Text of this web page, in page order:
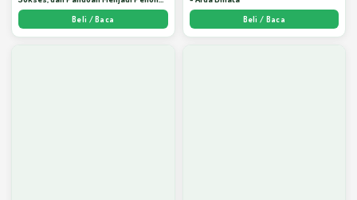
Milyar di KBM App dari Nol - Arda Dinata
Beli / Baca Beli / Baca